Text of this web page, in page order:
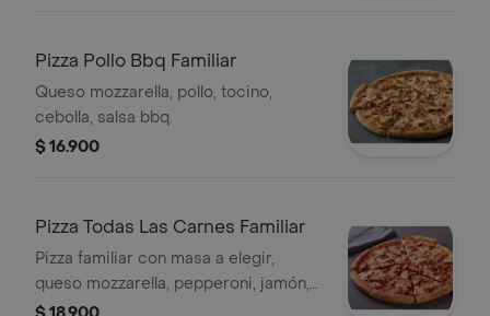
Pizza Pollo Bbq Familiar
Queso mozzarella, pollo, tocino,
cebolla, salsa bbq.
$ 16.900
Pizza Todas Las Carnes Familiar
Pizza familiar con masa a elegir,
queso mozzarella, pepperoni, jamón,
tocino y salchicha italiana.